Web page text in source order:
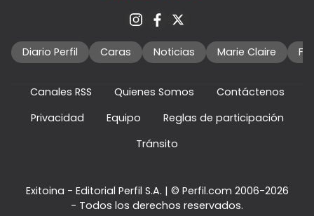
Diario Perfil Caras Noticias Marie Claire
Canales RSS Quienes Somos
Contáctenos
Privacidad
Equipo
Reglas de participación
Tránsito
Exitoina - Editorial Perfil S.A. | © Perfil.com 2006-2026
- Todos los derechos reservados.